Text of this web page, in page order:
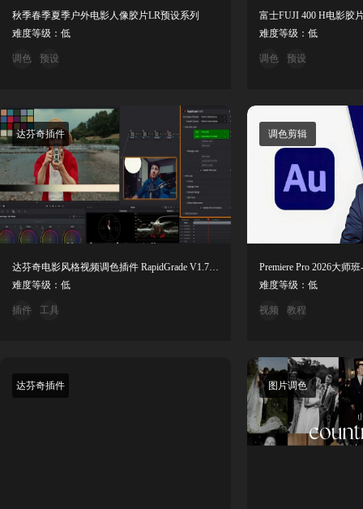
秋季春季夏季户外电影人像胶片LR预设系列
难度等级：低
调色 预设
富士FUJI 400 H电影胶
难度等级：低
调色 预设
达芬奇插件
达芬奇电影风格视频调色插件 RapidGrade V1.7.0 Win CE
难度等级：低
插件 工具
调色剪辑
难度等级：低
视频 教程
达芬奇插件 图片调色